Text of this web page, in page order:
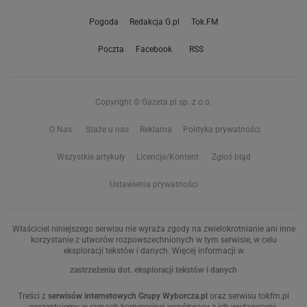
Pogoda Redakcja G.pl Tok.FM
Poczta Facebook RSS
Copyright © Gazeta.pl sp. z o.o.
O Nas Staże u nas Reklama Polityka prywatności
Wszystkie artykuły Licencje/Kontent Zgłoś błąd
Ustawienia prywatności
Właściciel niniejszego serwisu nie wyraża zgody na zwielokrotnianie ani inne
korzystanie z utworów rozpowszechnionych w tym serwisie, w celu
eksploracji tekstów i danych. Więcej informacji w
zastrzeżeniu dot. eksploracji tekstów i danych
Treści z serwisów internetowych Grupy Wyborcza.pl oraz serwisu tokfm.pl